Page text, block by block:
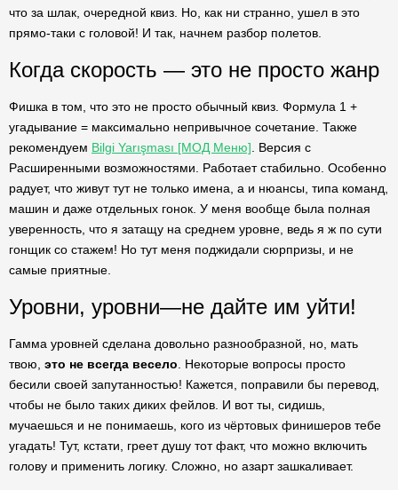
что за шлак, очередной квиз. Но, как ни странно, ушел в это
прямо-таки с головой! И так, начнем разбор полетов.
Когда скорость — это не просто жанр
Фишка в том, что это не просто обычный квиз. Формула 1 +
угадывание = максимально непривычное сочетание. Также
рекомендуем Bilgi Yarışması [МОД Меню] . Версия с
Расширенными возможностями. Работает стабильно. Особенно
радует, что живут тут не только имена, а и нюансы, типа команд,
машин и даже отдельных гонок. У меня вообще была полная
уверенность, что я затащу на среднем уровне, ведь я ж по сути
гонщик со стажем! Но тут меня поджидали сюрпризы, и не
самые приятные.
Уровни, уровни—не дайте им уйти!
Гамма уровней сделана довольно разнообразной, но, мать
твою, это не всегда весело . Некоторые вопросы просто
бесили своей запутанностью! Кажется, поправили бы перевод,
чтобы не было таких диких фейлов. И вот ты, сидишь,
мучаешься и не понимаешь, кого из чёртовых финишеров тебе
угадать! Тут, кстати, греет душу тот факт, что можно включить
голову и применить логику. Сложно, но азарт зашкаливает.